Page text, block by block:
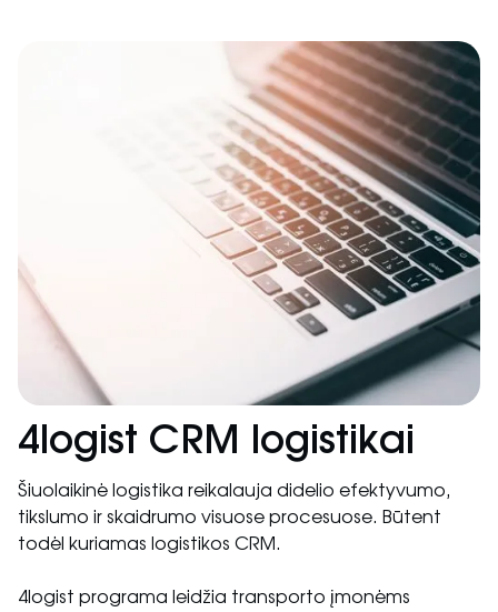
4logist CRM logistikai
Šiuolaikinė logistika reikalauja didelio efektyvumo,
tikslumo ir skaidrumo visuose procesuose. Būtent
todėl kuriamas logistikos CRM.
4logist programa leidžia transporto įmonėms